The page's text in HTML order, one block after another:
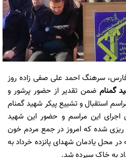
سرهنگ احمد علی صفی زاده روز
گمنام ضمن تقدیر از حضور پرشور و
استقبال و تشییع پیکر شهید گمنام
اجرای این مراسم و حضور این شهید
ریزی شده که امروز در جمع مردم خون
در محل یادمان شهدای پانزده خرداد به